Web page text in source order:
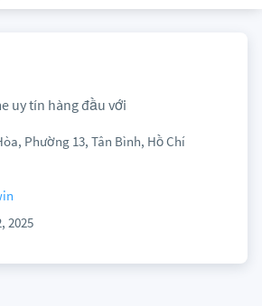
uy tín hàng đầu với
Phường 13, Tân Bình, Hồ Chí
2025